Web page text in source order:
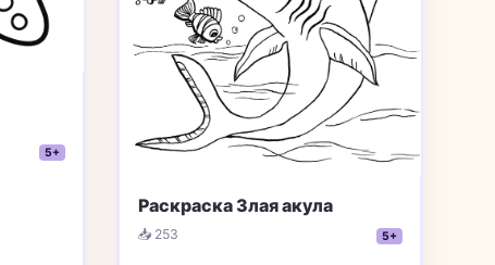
5+
Раскраска Злая акула
📥 253 5+